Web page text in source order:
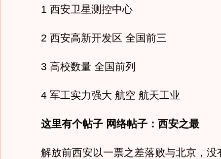
1 西安卫星测控中心
2 西安高新开发区 全国前三
3 高校数量 全国前列
4 军工实力强大 航空 航天工业
这里有个帖子 网络帖子：西安之最
解放前西安以一票之差落败与北京，没